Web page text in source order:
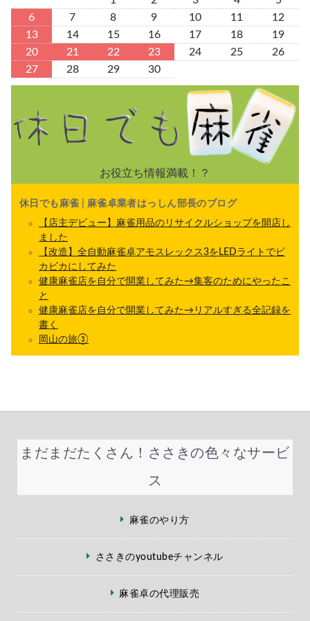
6
7 8 9 10 11
12
13
14 15 16 17 18
19
20
21 22 23 24 25
26
27
28 29 30
お役立ち情報満載！？
休日でも麻雀 | 麻雀卓業者はっしん部長のブログ
【店主デビュー】麻雀用品のリサイクルショップを開店し
ました
【改造】全自動麻雀卓アモスレックス3をLEDライトでビ
カビカにしてみた
健康麻雀店を自分で開業してみた→集客のためにやったこ
と
健康麻雀店を自分で開業してみた→リアルすぎる全記録を
書く
岡山の旅③
まだまだたくさん！ささきの色々なサービ
ス
麻雀のやり方
ささきのyoutubeチャンネル
麻雀卓の代理販売